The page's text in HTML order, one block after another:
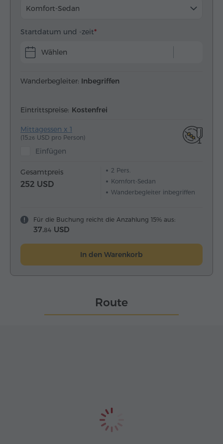
Komfort-Sedan
Startdatum und -zeit
Wählen
Wanderbegleiter: Inbegriffen
Eintrittspreise: Kostenfrei
Mittagessen x 1
(15.26 USD pro Person)
Einfügen
Gesamtpreis
252 USD
2Pers.
Komfort-Sedan
Wanderbegleiter inbegriffen
Für die Buchung reicht die Anzahlung 15% aus:
37.84 USD
In den Warenkorb
Route